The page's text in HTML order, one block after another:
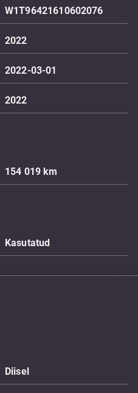
W1T96421610602076
2022
2022-03-01
2022
154 019km
Kasutatud
Diisel